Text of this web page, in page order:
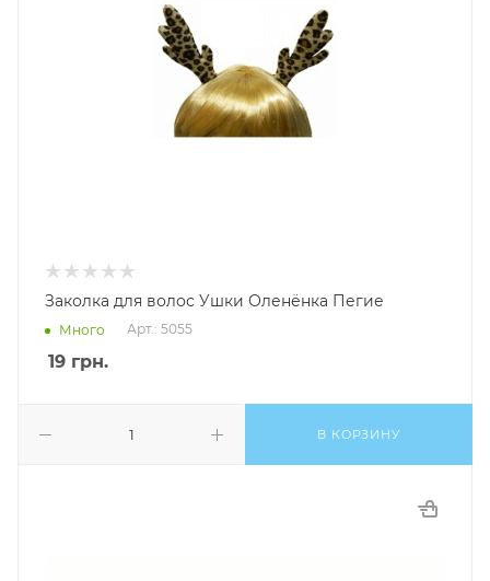
Заколка для волос Ушки Оленёнка Пегие
Много Арт.: 5055
19 грн.
В КОРЗИНУ